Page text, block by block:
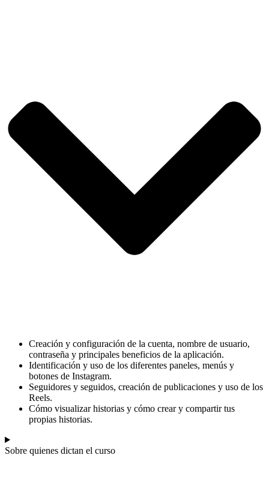
Creación y configuración de la cuenta, nombre de usuario,
contraseña y principales beneficios de la aplicación.
Identificación y uso de los diferentes paneles, menús y
botones de Instagram.
Seguidores y seguidos, creación de publicaciones y uso de los
Reels.
Cómo visualizar historias y cómo crear y compartir tus
propias historias.
Sobre quienes dictan el curso